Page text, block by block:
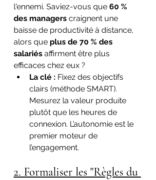
l'ennemi. Saviez-vous que 60 %
des managers craignent une
baisse de productivité à distance,
alors que plus de 70 % des
salariés affirment être plus
efficaces chez eux ?
La clé : Fixez des objectifs
clairs (méthode SMART).
Mesurez la valeur produite
plutôt que les heures de
connexion. L’autonomie est le
premier moteur de
l’engagement.
2. Formaliser les "Règles du